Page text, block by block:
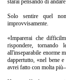
starai pensando di
Solo sentire quel
improvvisamente.
«Imparerai che
rispondere, tornando
all'inseparabile enorme
dappertutto, «nel bene
avrei fatto con molta